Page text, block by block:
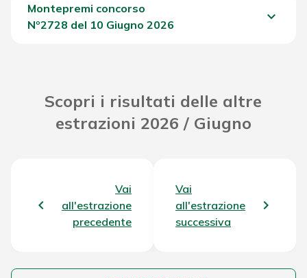
Montepremi concorso
Nº2728 del 10 Giugno 2026
keyboard_arrow_down
Scopri i risultati delle altre
estrazioni 2026 / Giugno
Vai
all'estrazione
precedente
Vai
all'estrazione
successiva